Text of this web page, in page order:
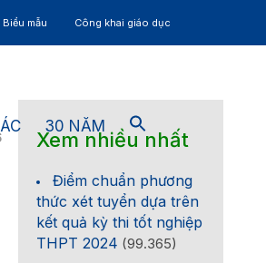
mẫu Công khai giáo dục
30 NĂM
Xem nhiều nhất
Điểm chuẩn phương
thức xét tuyển dựa trên
kết quả kỳ thi tốt nghiệp
THPT 2024 (99.365)